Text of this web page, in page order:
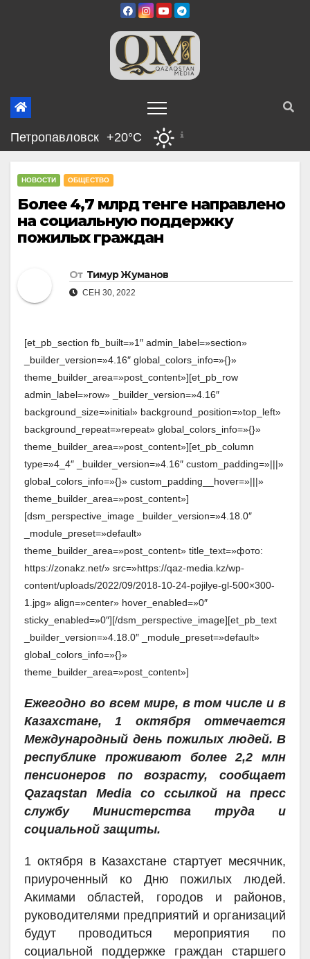
Петропавловск +20°C
НОВОСТИ ОБЩЕСТВО
Более 4,7 млрд тенге направлено
на социальную поддержку
пожилых граждан
От Тимур Жуманов
СЕН 30, 2022
[et_pb_section fb_built=»1″ admin_label=»section»
_builder_version=»4.16″ global_colors_info=»{}»
theme_builder_area=»post_content»][et_pb_row
admin_label=»row» _builder_version=»4.16″
background_size=»initial» background_position=»top_left»
background_repeat=»repeat» global_colors_info=»{}»
theme_builder_area=»post_content»][et_pb_column
type=»4_4″ _builder_version=»4.16″ custom_padding=»|||»
global_colors_info=»{}» custom_padding__hover=»|||»
theme_builder_area=»post_content»]
[dsm_perspective_image _builder_version=»4.18.0″
_module_preset=»default»
theme_builder_area=»post_content» title_text=»фото:
https://zonakz.net/» src=»https://qaz-media.kz/wp-
content/uploads/2022/09/2018-10-24-pojilye-gl-500×300-
1.jpg» align=»center» hover_enabled=»0″
sticky_enabled=»0″][/dsm_perspective_image][et_pb_text
_builder_version=»4.18.0″ _module_preset=»default»
global_colors_info=»{}»
theme_builder_area=»post_content»]
Ежегодно во всем мире, в том числе и в
Казахстане, 1 октября отмечается
Международный день пожилых людей. В
республике проживают более 2,2 млн
пенсионеров по возрасту, сообщает
Qazaqstan Media со ссылкой на пресс
службу Министерства труда и
социальной защиты.
1 октября в Казахстане стартует месячник,
приуроченный ко Дню пожилых людей.
Акимами областей, городов и районов,
руководителями предприятий и организаций
будут проводиться мероприятия по
социальной поддержке граждан старшего